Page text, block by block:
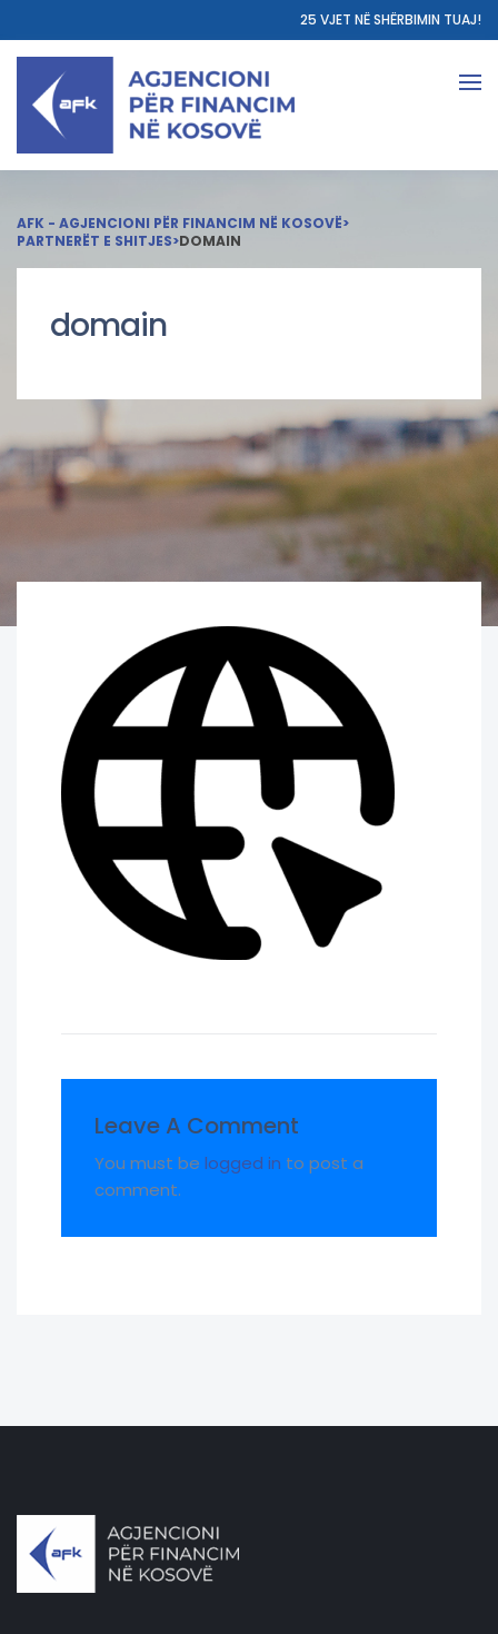
25 VJET NË SHËRBIMIN TUAJ!
AFK - AGJENCIONI PËR FINANCIM NË KOSOVË>
PARTNERËT E SHITJES>DOMAIN
domain
Leave A Comment
You must be logged in to post a
comment.